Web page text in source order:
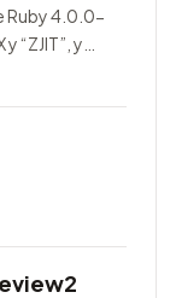
Ruby 4.0.0-
“ZJIT”, y